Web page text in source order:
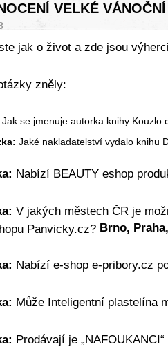
VELKÉ
jak o život a zde jsou
zněly:
Jak se jmenuje autorka knihy Kouzlo
Jaké nakladatelství vydalo knihu
Nabízí BEAUTY eshop
V jakých městech ČR je
Panvicky.cz? Brno,
Nabízí e-shop e-pribory.cz
Může Inteligentní plastelína
Prodávají je